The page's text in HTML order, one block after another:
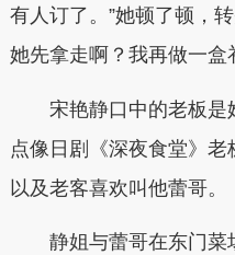
有人订了。”她顿了顿，
她先拿走啊？我再做一盒
宋艳静口中的老板是
点像日剧《深夜食堂》
以及老客喜欢叫他蕾哥。
静姐与蕾哥在东门菜